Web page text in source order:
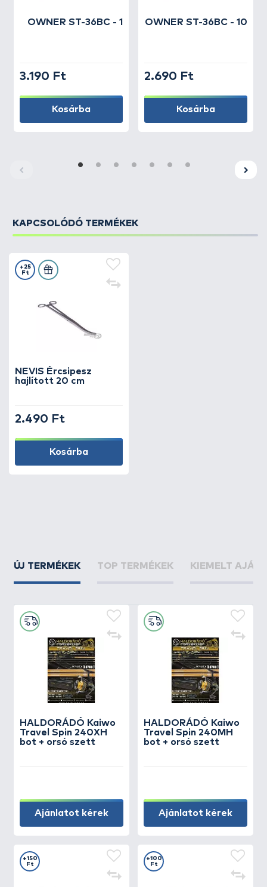
OWNER ST-36BC - 1
3.190 Ft
Kosárba
OWNER ST-36BC - 10
2.690 Ft
Kosárba
KAPCSOLÓDÓ TERMÉKEK
NEVIS Ércsipesz
hajlított 20 cm
+25
Ft
2.490 Ft
Kosárba
ÚJ TERMÉKEK TOP TERMÉKEK KIEMELT
HALDORÁDÓ Kaiwo
Travel Spin 240XH
bot + orsó szett
Ajánlatot kérek
HALDORÁDÓ Kaiwo
Travel Spin 240MH
bot + orsó szett
Ajánlatot kérek
+150
Ft
+100
Ft